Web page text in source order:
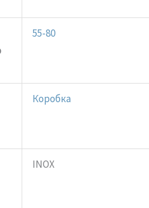
55-80
Коробка
INOX